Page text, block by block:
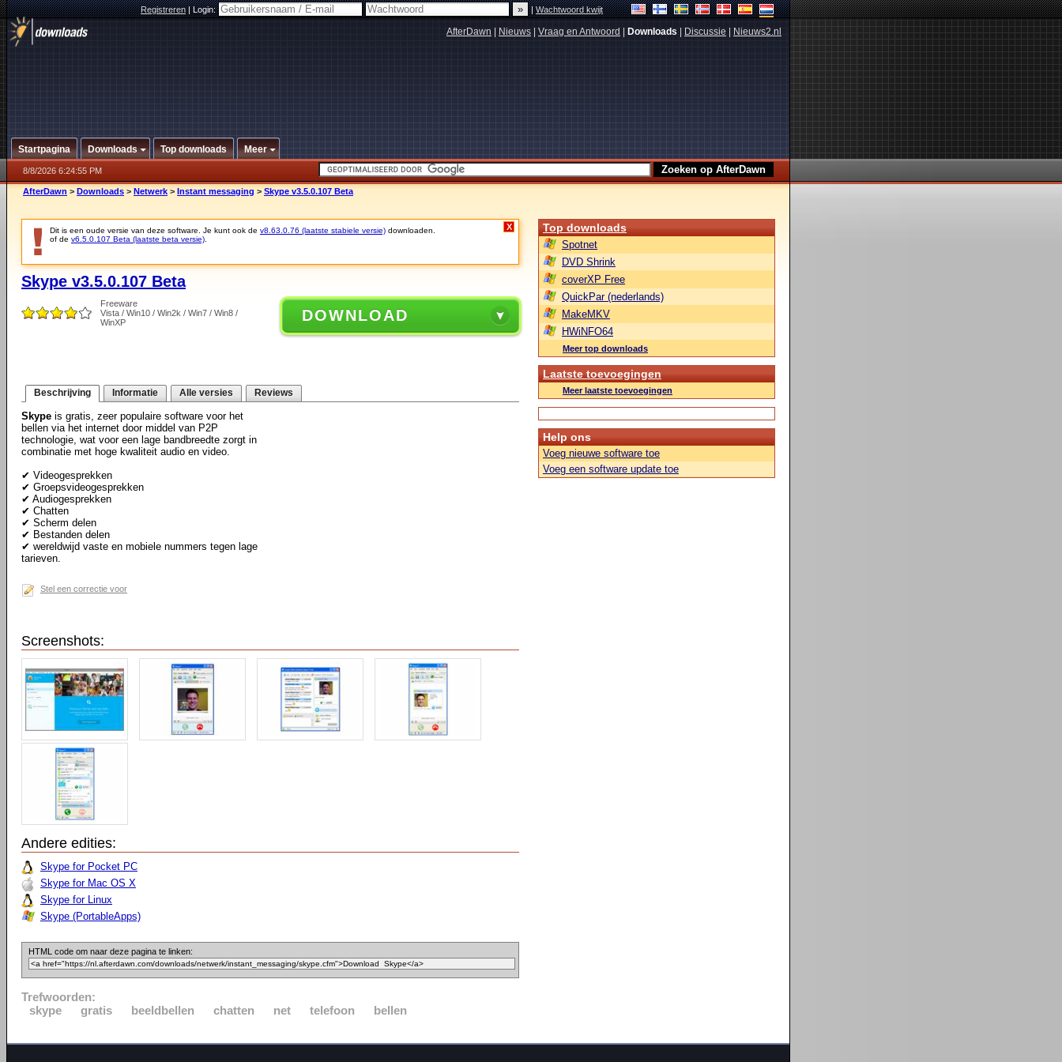
Registreren|Login: |Wachtwoord kwijt
AfterDawn Nieuws Vraag en Antwoord Downloads Discussie Nieuws2.nl
Startpagina Downloads Top downloads Meer
8/8/2026 6:24:55 PM
AfterDawn > Downloads > Netwerk > Instant messaging > Skype v3.5.0.107 Beta
Dit is een oude versie van deze software. Je kunt ook de v8.63.0.76 (laatste stabiele versie) downloaden.
of de v6.5.0.107 Beta (laatste beta versie)
X
Skype v3.5.0.107 Beta
Freeware
Vista / Win10 / Win2k / Win7 / Win8 /
WinXP
DOWNLOAD
Beschrijving Informatie Alle versies Reviews
Skype is gratis, zeer populaire software voor het
bellen via het internet door middel van P2P
technologie, wat voor een lage bandbreedte zorgt in
combinatie met hoge kwaliteit audio en video.
✔ Videogesprekken
✔ Groepsvideogesprekken
✔ Audiogesprekken
✔ Chatten
✔ Scherm delen
✔ Bestanden delen
✔ wereldwijd vaste en mobiele nummers tegen lage
tarieven.
Stel een correctie voor
Screenshots:
Andere edities:
Skype for Pocket PC
Skype for Mac OS X
Skype for Linux
Skype (PortableApps)
HTML code om naar deze pagina te linken:
Trefwoorden:
skype
gratis beeldbellen chatten net telefoon bellen
Top downloads
Spotnet
DVD Shrink
coverXP Free
QuickPar (nederlands)
MakeMKV
HWiNFO64
Meer top downloads
Laatste toevoegingen
Meer laatste toevoegingen
Help ons
Voeg nieuwe software toe
Voeg een software update toe